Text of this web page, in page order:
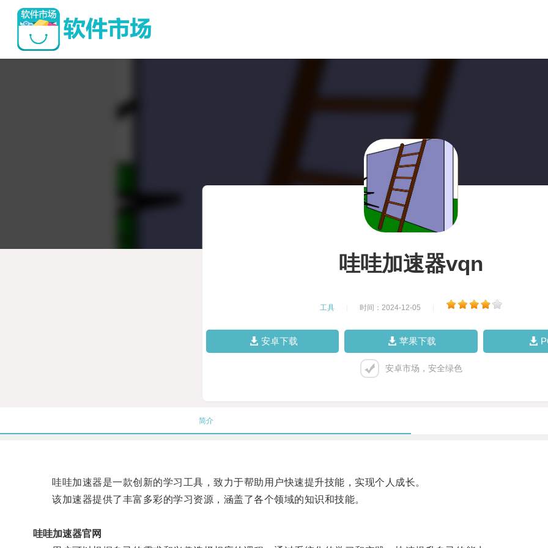
哇哇加速器vqn
工具 时间：2024-12-05
安卓下载 苹果下载
安卓市场，安全绿色
简介
哇哇加速器是一款创新的学习工具，致力于帮助用户快速提升技能，实现个人成长。
该加速器提供了丰富多彩的学习资源，涵盖了各个领域的知识和技能。
哇哇加速器官网